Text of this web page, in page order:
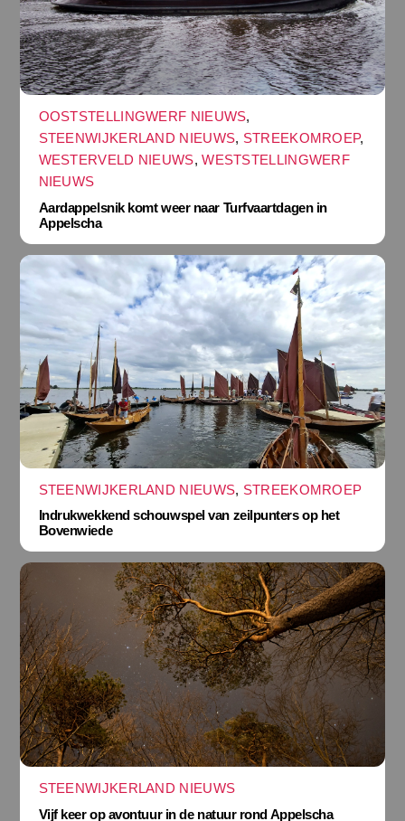
OOSTSTELLINGWERF NIEUWS,
STEENWIJKERLAND NIEUWS, STREEKOMROEP,
WESTERVELD NIEUWS,WESTSTELLINGWERF
NIEUWS
Aardappelsnik komt weer naar Turfvaartdagen in
Appelscha
STEENWIJKERLAND NIEUWS, STREEKOMROEP
Indrukwekkend schouwspel van zeilpunters op het
Bovenwiede
STEENWIJKERLAND NIEUWS
Vijf keer op avontuur in de natuur rond Appelscha